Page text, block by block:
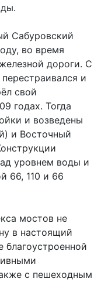
Сабуровский
во время
дороги. С
и
свой
годах. Тогда
и возведены
и Восточный
уровнем воды и
66, 110 и 66
мостов не
в настоящий
благоустроенной
с пешеходным